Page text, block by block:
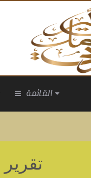
القائمة
تقرير